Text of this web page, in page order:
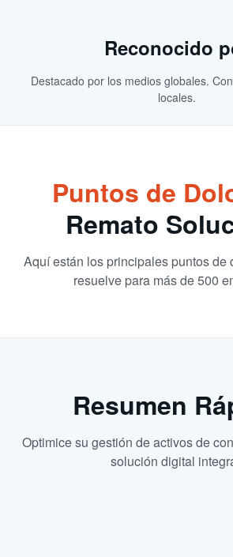
Reconocido
Destacado por los medios globales.
locales.
Puntos de
Remato
Aquí están los principales puntos de
resuelve para más de 500
Resumen
Optimice su gestión de activos de
solución digital